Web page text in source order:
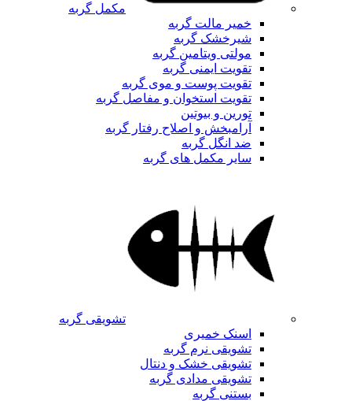
مکمل گربه
خمیر مالت گربه
شیرخشک گربه
مولتی ویتامین گربه
تقویت ایمنی گربه
تقویت پوست و موی گربه
تقویت استخوان و مفاصل گربه
تورین و بیوتین
آرامبخش و اصلاح رفتار گربه
ضد انگل گربه
سایر مکمل های گربه
تشویقی گربه
اسنک خمیری
تشویقی نرم گربه
تشویقی خشک و دنتال
تشویقی مدادی گربه
بستنی گربه